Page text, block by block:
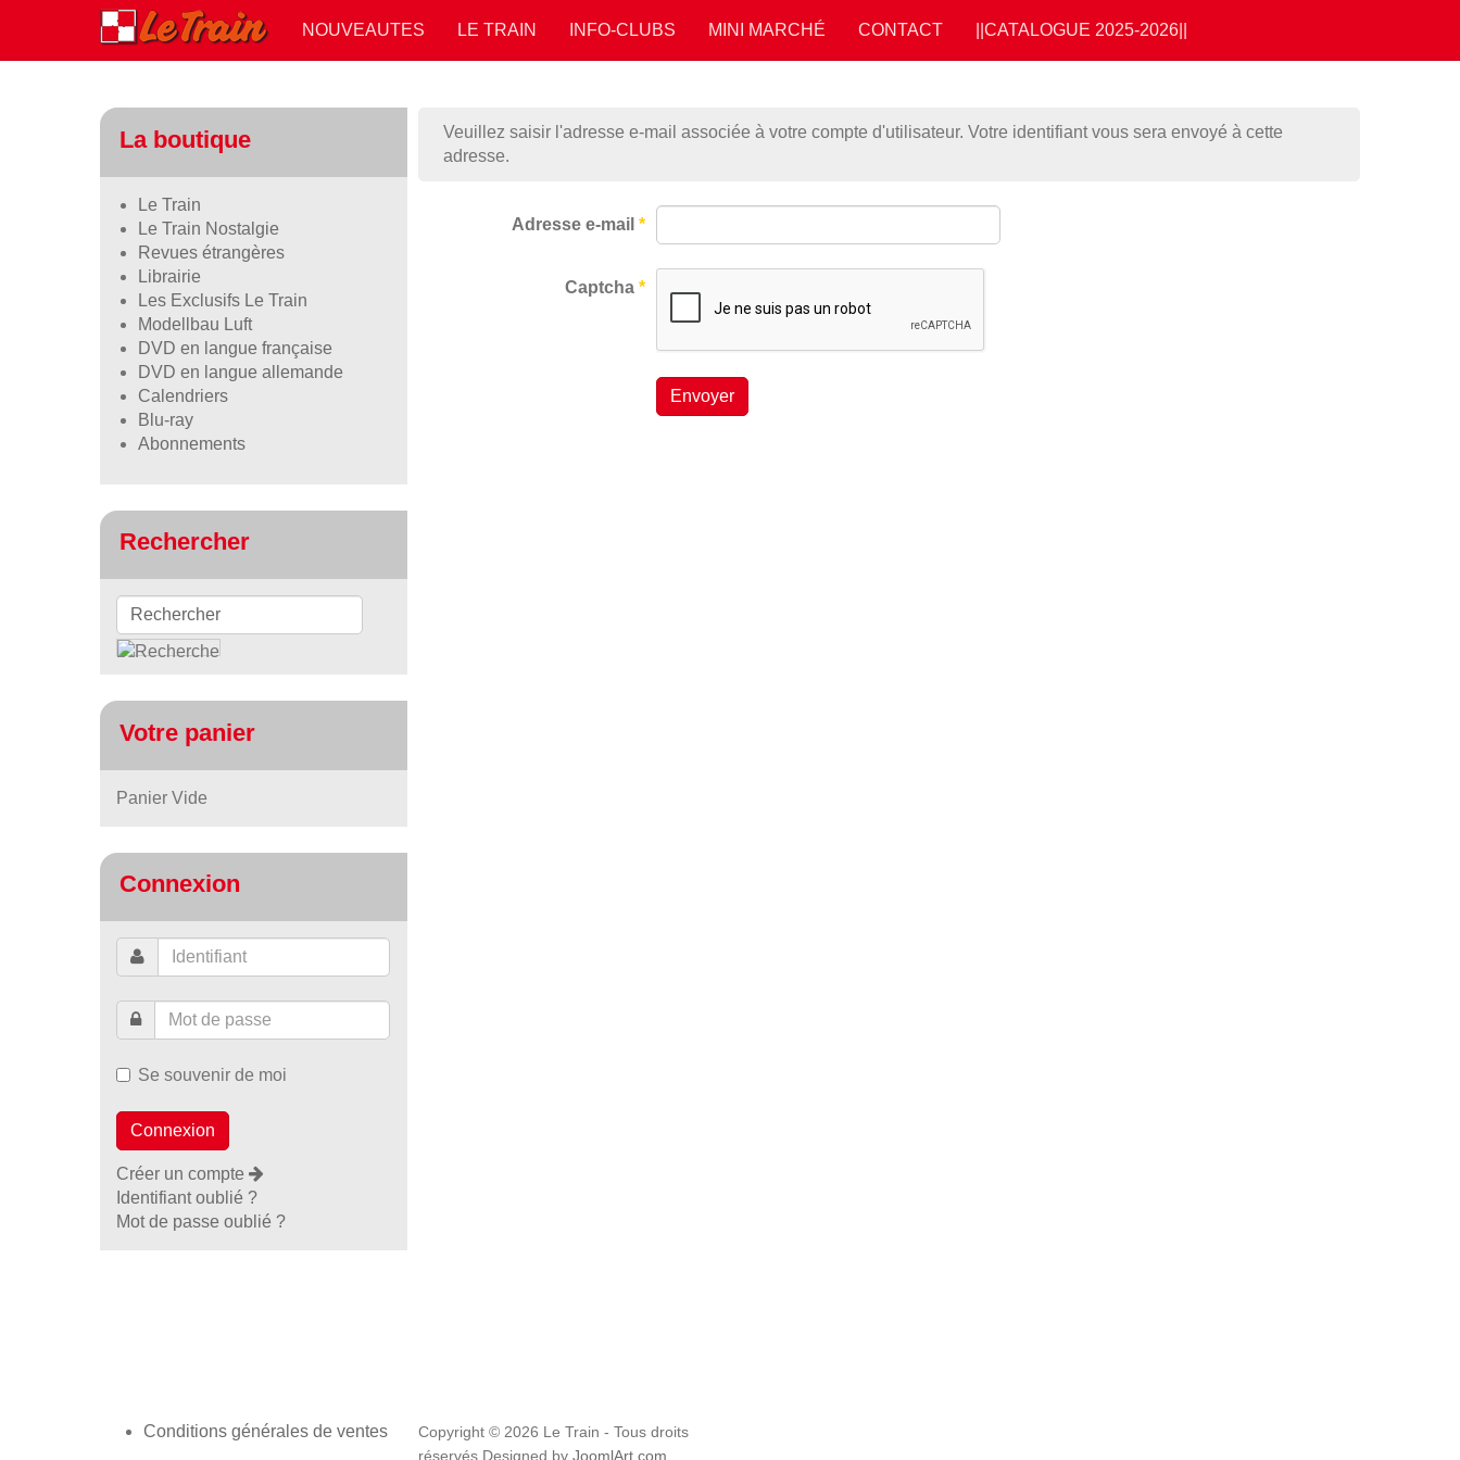
NOUVEAUTES LE TRAIN INFO-CLUBS MINI MARCHÉ CONTACT ||CATALOGUE 2025-2026||
Veuillez saisir l'adresse e-mail associée à votre compte d'utilisateur. Votre identifiant vous sera envoyé à cette
adresse.
Adresse e-mail *
Captcha*
Envoyer
La boutique
Le Train
Le Train Nostalgie
Revues étrangères
Librairie
Les Exclusifs Le Train
Modellbau Luft
DVD en langue française
DVD en langue allemande
Calendriers
Blu-ray
Abonnements
Rechercher
Votre panier
Panier Vide
Connexion
Se souvenir de moi
Créer un compte
Identifiant oublié ?
Mot de passe oublié ?
Conditions générales de ventes
Copyright © 2026 Le Train - Tous droits
réservés Designed by JoomlArt.com